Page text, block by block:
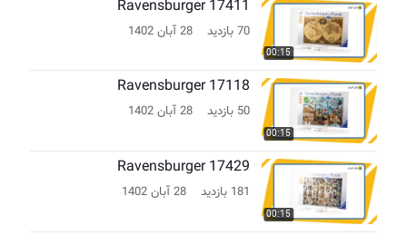
00:15
Ravensburger 17411
70 بازدید 28 آبان 1402
00:15
Ravensburger 17118
50 بازدید 28 آبان 1402
00:15
Ravensburger 17429
181 بازدید 28 آبان 1402